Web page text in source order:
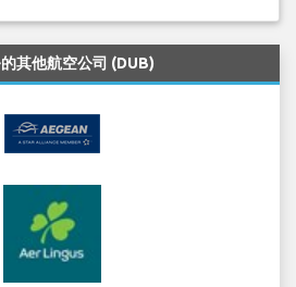
其他航空公司 (DUB)